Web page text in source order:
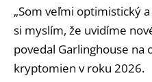
„Som veľmi optimistický
si myslím, že uvidíme
povedal Garlinghouse na
kryptomien v roku 2026.